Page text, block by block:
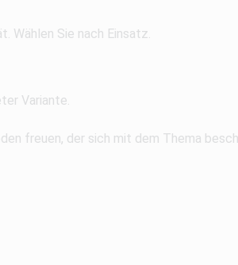
Wählen Sie nach Einsatz.
Variante.
freuen, der sich mit dem Thema